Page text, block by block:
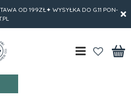
OD 199ZŁ✦ WYSYŁKA DO G.11 PON-